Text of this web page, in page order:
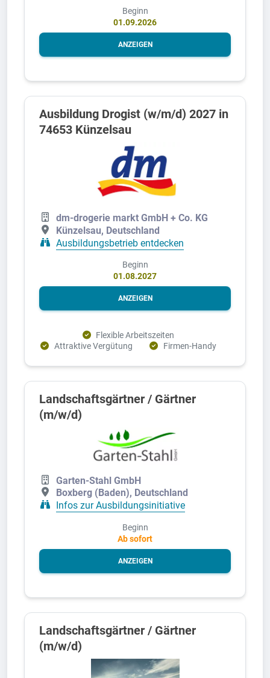
Beginn
01.09.2026
ANZEIGEN
Ausbildung Drogist (w/m/d) 2027 in
74653 Künzelsau
dm-drogerie markt GmbH + Co. KG
Künzelsau, Deutschland
Ausbildungsbetrieb entdecken
Beginn
01.08.2027
ANZEIGEN
Flexible Arbeitszeiten
Attraktive Vergütung
Firmen-Handy
Landschaftsgärtner / Gärtner
(m/w/d)
Garten-Stahl GmbH
Boxberg (Baden), Deutschland
Infos zur Ausbildungsinitiative
Beginn
Ab sofort
ANZEIGEN
Landschaftsgärtner / Gärtner
(m/w/d)